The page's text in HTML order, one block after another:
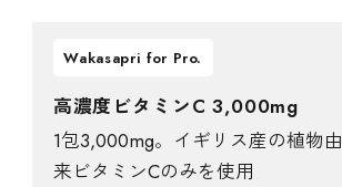
Wakasapri for Pro.
高濃度ビタミンC 3,000mg
1包3,000mg。イギリス産の植物由
来ビタミンCのみを使用